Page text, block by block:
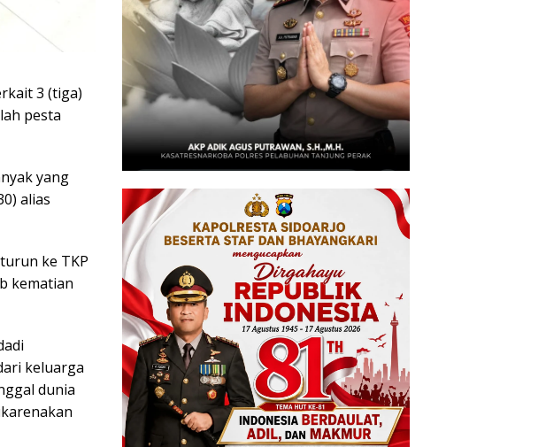
3 (tiga)
pesta
yang
alias
ke TKP
kematian
keluarga
dunia